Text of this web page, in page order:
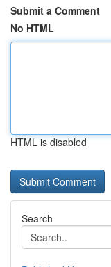
Submit a Comment
No HTML
HTML is disabled
Search